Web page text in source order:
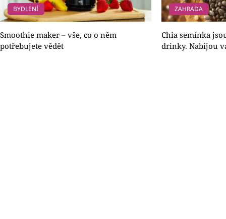
BYDLENÍ
Smoothie maker – vše, co o něm
potřebujete vědět
ZAHRADA
Chia semínka
drinky. Nabijou